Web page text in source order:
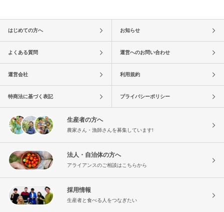
はじめての方へ お知らせ
よくある質問 運営へのお問い合わせ
運営会社 利用規約
特商法に基づく表記 プライバシーポリシー
生産者の方へ
農家さん・漁師さんを募集しています!
法人・自治体の方へ
アライアンスのご相談はこちらから
採用情報
生産者と食べる人をつなぎたい